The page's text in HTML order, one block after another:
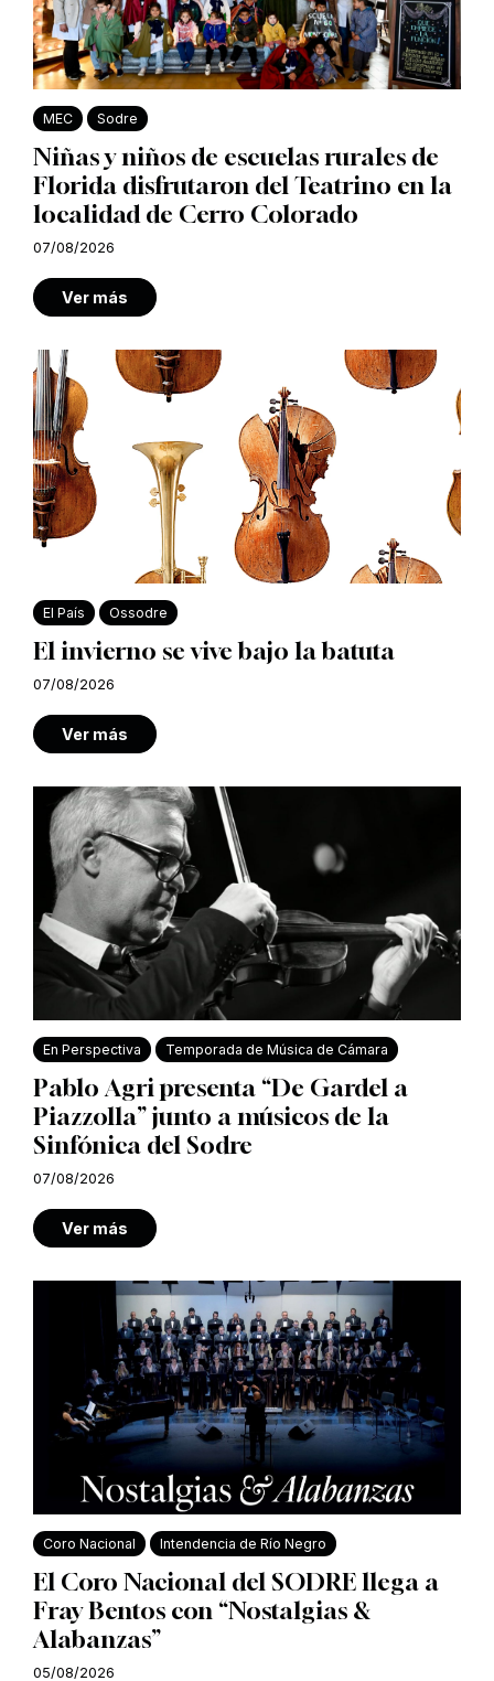
MEC Sodre
Niñas y niños de escuelas rurales de
Florida disfrutaron del Teatrino en la
localidad de Cerro Colorado
07/08/2026
Ver más
El País Ossodre
El invierno se vive bajo la batuta
07/08/2026
Ver más
En Perspectiva Temporada de Música de Cámara
Pablo Agri presenta “De Gardel a
Piazzolla” junto a músicos de la
Sinfónica del Sodre
07/08/2026
Ver más
Coro Nacional Intendencia de Río Negro
El Coro Nacional del SODRE llega a
Fray Bentos con “Nostalgias &
Alabanzas”
05/08/2026